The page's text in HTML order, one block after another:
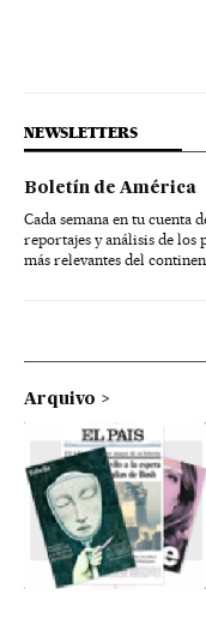
NEWSLETTERS
Boletín de América
Cada semana en tu cuenta
reportajes y análisis de los
más relevantes del
Arquivo